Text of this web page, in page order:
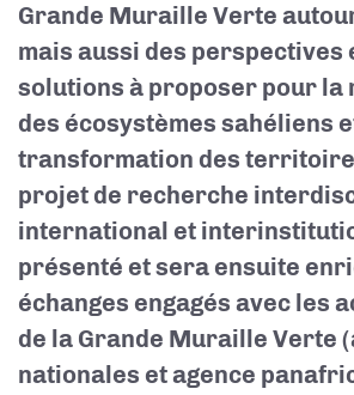
Grande Muraille Verte
mais aussi des perspectives
solutions à proposer pour
des écosystèmes sahéliens
transformation des
projet de recherche
international et
présenté et sera ensuite
échanges engagés avec les
de la Grande Muraille Verte
nationales et agence